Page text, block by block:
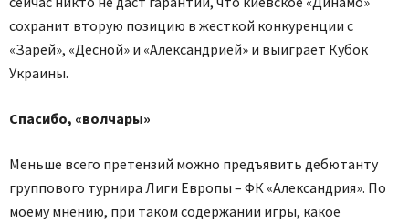
сохранит вторую позицию в жесткой конкуренции с
«Зарей», «Десной» и «Александрией» и выиграет Кубок
Украины.
Спасибо, «волчары»
Меньше всего претензий можно предъявить дебютанту
группового турнира Лиги Европы – ФК «Александрия». По
моему мнению, при таком содержании игры, какое